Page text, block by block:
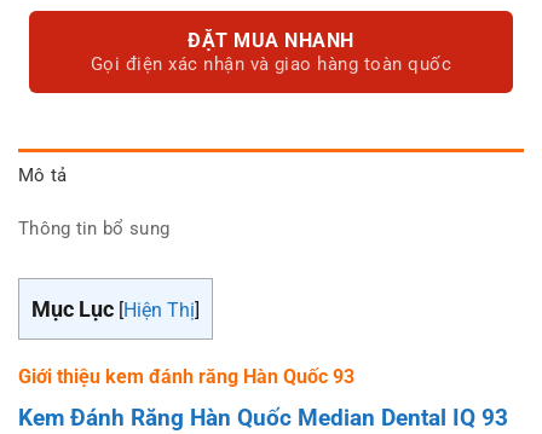
ĐẶT MUA NHANH
Gọi điện xác nhận và giao hàng toàn quốc
Mô tả
Thông tin bổ sung
Mục Lục [Hiện Thị]
Giới thiệu kem đánh răng Hàn Quốc 93
Kem Đánh Răng Hàn Quốc Median Dental IQ 93